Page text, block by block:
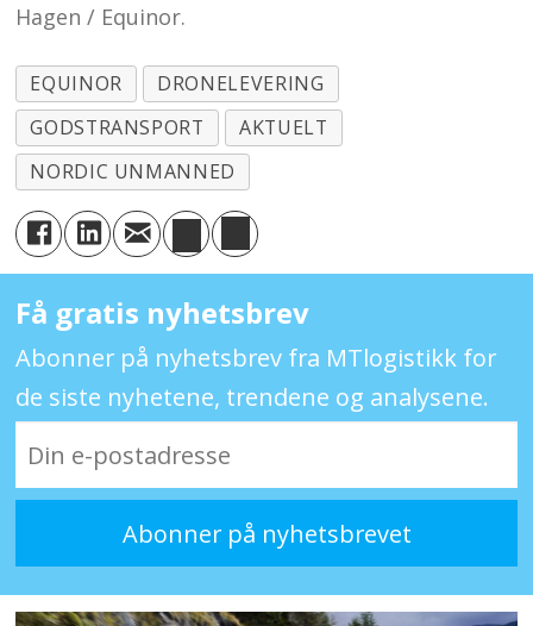
Hagen / Equinor.
EQUINOR
DRONELEVERING
GODSTRANSPORT
AKTUELT
NORDIC UNMANNED
Få gratis nyhetsbrev
Abonner på nyhetsbrev fra MTlogistikk for
de siste nyhetene, trendene og analysene.